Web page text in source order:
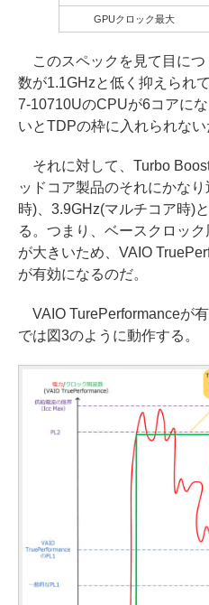
GPUクロック最大
このスペックを見て目につ
数が1.1GHzと低く抑えられ
7-10710UのCPUが6コアに
いとTDPの枠に入れられない
それに対して、Turbo
ッドコア製品のそれにかな
時)、3.9GHz(マルチコア時)
る。つまり、ベースクロッ
が大きいため、VAIO
が有効になるのだ。
VAIO TurePerformanceが
では図3のように動作する。